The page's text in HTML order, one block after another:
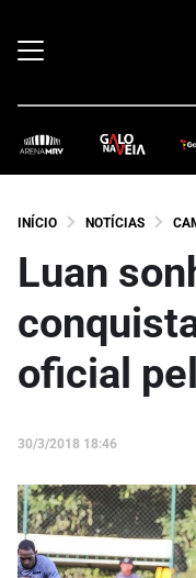
INÍCIO NOTÍCIAS
Luan
oficial
30/3/2018 18:46